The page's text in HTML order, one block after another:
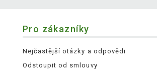
Pro zákazníky
Nejčastější otázky a odpovědi
Odstoupit od smlouvy